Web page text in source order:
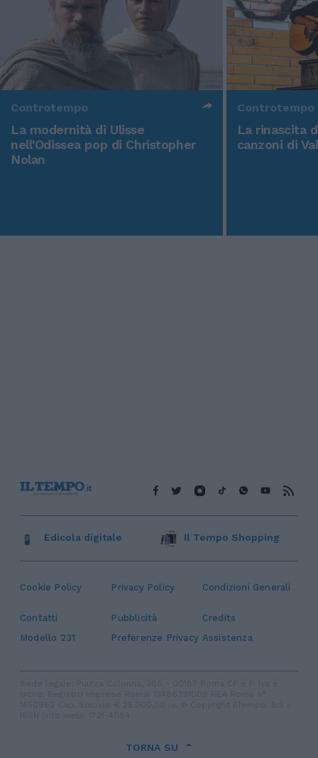
Controtempo
La modernità di Ulisse
nell'Odissea pop di Christopher
Nolan
Controtempo
La rinascita
canzoni di
Cookie Policy Privacy Policy Condizioni Generali
Contatti Pubblicità
Credits
Modello 231
Preferenze Privacy Assistenza
Edicola digitale Il Tempo Shopping
TORNA SU